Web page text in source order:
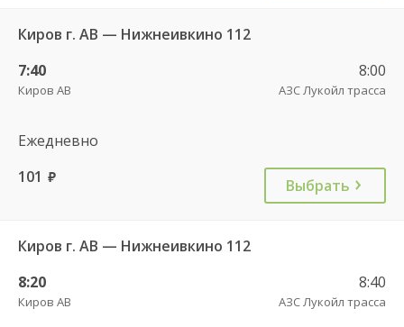
Киров г. АВ — Нижнеивкино 112
7:40
Киров АВ
8:00
АЗС Лукойл трасса
Ежедневно
101 руб. Выбрать
Киров г. АВ — Нижнеивкино 112
8:20
Киров АВ
8:40
АЗС Лукойл трасса